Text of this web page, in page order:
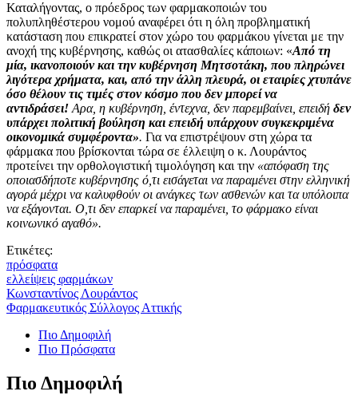
Καταλήγοντας, ο πρόεδρος των φαρμακοποιών του
πολυπληθέστερου νομού αναφέρει ότι η όλη προβληματική
κατάσταση που επικρατεί στον χώρο του φαρμάκου γίνεται με την
ανοχή της κυβέρνησης, καθώς οι ατασθαλίες κάποιων: «Από τη
μία, ικανοποιούν και την κυβέρνηση Μητσοτάκη, που πληρώνει
λιγότερα χρήματα, και, από την άλλη πλευρά, οι εταιρίες χτυπάνε
όσο θέλουν τις τιμές στον κόσμο που δεν μπορεί να
αντιδράσει! Αρα, η κυβέρνηση, έντεχνα, δεν παρεμβαίνει, επειδή δεν
υπάρχει πολιτική βούληση και επειδή υπάρχουν συγκεκριμένα
οικονομικά συμφέροντα». Για να επιστρέψουν στη χώρα τα
φάρμακα που βρίσκονται τώρα σε έλλειψη ο κ. Λουράντος
προτείνει την ορθολογιστική τιμολόγηση και την «απόφαση της
οποιασδήποτε κυβέρνησης ό,τι εισάγεται να παραμένει στην ελληνική
αγορά μέχρι να καλυφθούν οι ανάγκες των ασθενών και τα υπόλοιπα
να εξάγονται. Ο,τι δεν επαρκεί να παραμένει, το φάρμακο είναι
κοινωνικό αγαθό».
Ετικέτες:
πρόσφατα
ελλείψεις φαρμάκων
Κωνσταντίνος Λουράντος
Φαρμακευτικός Σύλλογος Αττικής
Πιο Δημοφιλή
Πιο Πρόσφατα
Πιο Δημοφιλή